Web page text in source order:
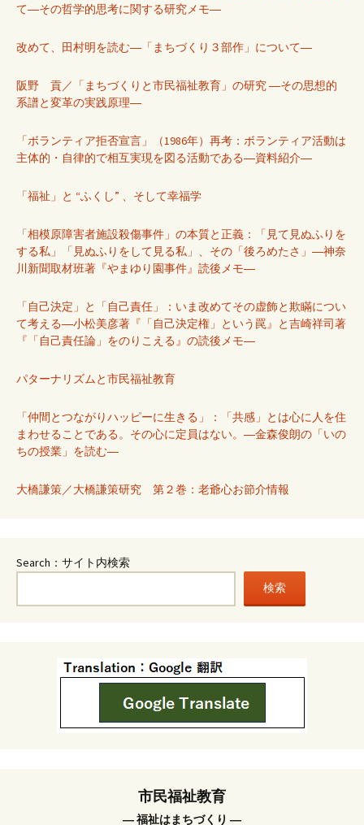
て―その哲学的思考に関する研究メモ―
改めて、田村明を読む―「まちづくり３部作」について―
阪野 貢／「まちづくりと市民福祉教育」の研究 ―その思想的
系譜と変革の実践原理―
「ボランティア拒否宣言」（1986年）再考：ボランティア活動は
主体的・自律的で相互実現を図る活動である―資料紹介―
「福祉」と “ふくし” 、そして幸福学
「相模原障害者施設殺傷事件」の本質と正義：「見て見ぬふりを
する私」「見ぬふりをして見る私」、その「後ろめたさ」―神奈
川新聞取材班著『やまゆり園事件』読後メモ―
「自己決定」と「自己責任」：いま改めてその虚飾と欺瞞につい
て考える―小松美彦著『「自己決定権」という罠』と吉崎祥司著
『「自己責任論」をのりこえる』の読後メモ―
パターナリズムと市民福祉教育
「仲間とつながりハッピーに生きる」：「共感」とは心に人を住
まわせることである。その心に定員はない。―金森俊朗の「いの
ちの授業」を読む―
大橋謙策／大橋謙策研究 第２巻：老爺心お節介情報
Search：サイト内検索
検索
市民福祉教育
― 福祉はまちづくり ―